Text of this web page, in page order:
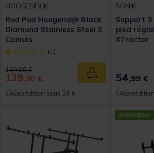
HOOGENDIJK
Rod Pod Hoogendijk Black
Diamond Stainless Steel 3
Cannes
[object Object] out of 5 Customer Rating
(1)
Price reduced from
199,00 €to
139,30 € Ajouter au panier
Expédition sous 24 h
SONIK
Support 3
pied
XTractor
54,99 €
NOUVEAU